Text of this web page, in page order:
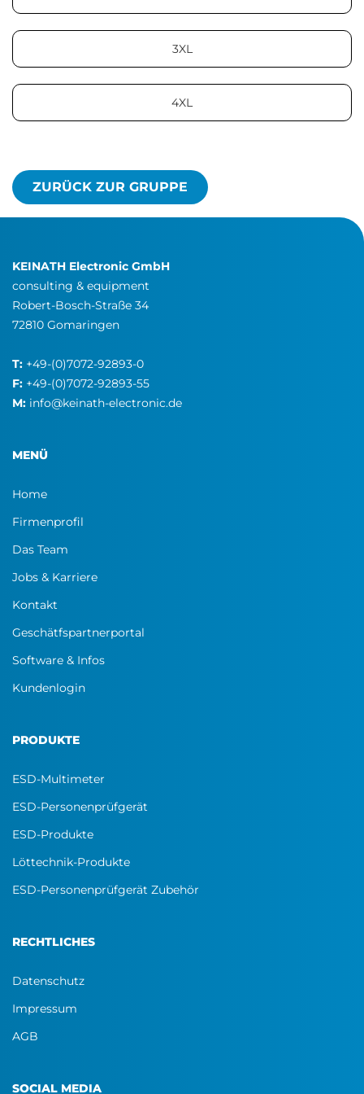
3XL
4XL
ZURÜCK ZUR GRUPPE
KEINATH Electronic GmbH
consulting & equipment
Robert-Bosch-Straße 34
72810 Gomaringen
T: +49-(0)7072-92893-0
F: +49-(0)7072-92893-55
M: info@keinath-electronic.de
MENÜ
Home
Firmenprofil
Das Team
Jobs & Karriere
Kontakt
Geschätfspartnerportal
Software & Infos
Kundenlogin
PRODUKTE
ESD-Multimeter
ESD-Personenprüfgerät
ESD-Produkte
Löttechnik-Produkte
ESD-Personenprüfgerät Zubehör
RECHTLICHES
Datenschutz
Impressum
AGB
SOCIAL MEDIA